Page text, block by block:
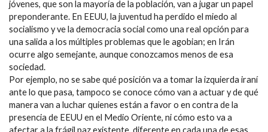
jóvenes, que son la mayoría de la población, van a jugar un papel
preponderante. En EEUU, la juventud ha perdido el miedo al
socialismo y ve la democracia social como una real opción para
una salida a los múltiples problemas que le agobian; en Irán
ocurre algo semejante, aunque conozcamos menos de esa
sociedad.
Por ejemplo, no se sabe qué posición va a tomar la izquierda iraní
ante lo que pasa, tampoco se conoce cómo van a actuar y de qué
manera van a luchar quienes están a favor o en contra de la
presencia de EEUU en el Medio Oriente, ni cómo esto va a